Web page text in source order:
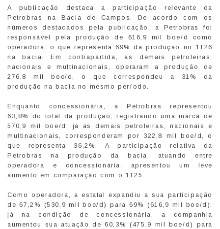
A publicação destaca a participação relevante da
Petrobras na Bacia de Campos. De acordo com os
números destacados pela publicação, a Petrobras foi
responsável pela produção de 616,9 mil boe/d como
operadora, o que representa 69% da produção no 1T26
na bacia. Em contrapartida, as demais petroleiras,
nacionais e multinacionais, operaram a produção de
276,8 mil boe/d, o que correspondeu a 31% da
produção na bacia no mesmo período.
Enquanto concessionária, a Petrobras representou
63,8% do total da produção, registrando uma marca de
570,9 mil boe/d; já as demais petroleiras, nacionais e
multinacionais, corresponderam por 322,8 mil boe/d, o
que representa 36,2%. A participação relativa da
Petrobras na produção da bacia, atuando entre
operadora e concessionária, apresentou um leve
aumento em comparação com o 1T25.
Como operadora, a estatal expandiu a sua participação
de 67,2% (530,9 mil boe/d) para 69% (616,9 mil boe/d);
já na condição de concessionária, a companhia
aumentou sua atuação de 60,3% (475,9 mil boe/d) para